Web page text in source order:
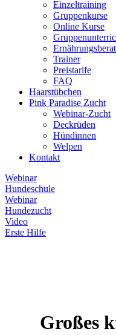
Einzeltraining
Gruppenkurse
Online Kurse
Trainer
Preistarife
FAQ
Haarstübchen
Pink Paradise Zucht
Webinar-Zucht
Deckrüden
Hündinnen
Welpen
Kontakt
Webinar
Hundeschule
Webinar
Hundezucht
Video
Erste Hilfe
Großes